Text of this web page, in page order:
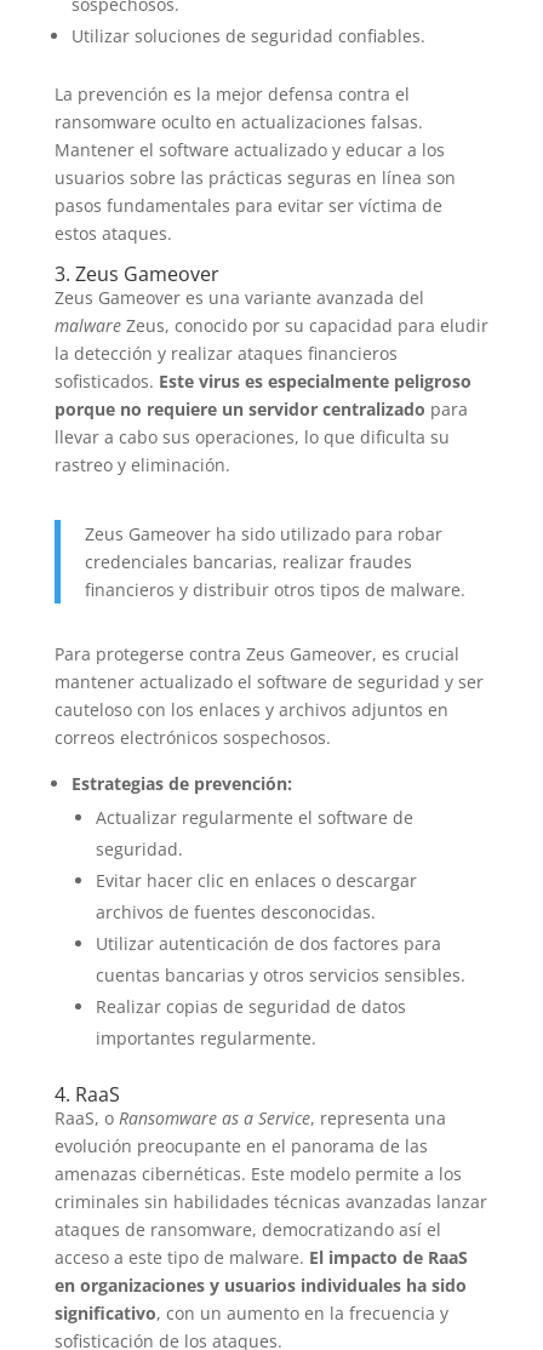
Utilizar soluciones de seguridad confiables.
La prevención es la mejor defensa contra el
ransomware oculto en actualizaciones falsas.
Mantener el software actualizado y educar a los
usuarios sobre las prácticas seguras en línea son
pasos fundamentales para evitar ser víctima de
estos ataques.
3. Zeus Gameover
Zeus Gameover es una variante avanzada del
malwareZeus, conocido por su capacidad para eludir
la detección y realizar ataques financieros
sofisticados. Este virus es especialmente peligroso
porque no requiere un servidor centralizado para
llevar a cabo sus operaciones, lo que dificulta su
rastreo y eliminación.
Zeus Gameover ha sido utilizado para robar
credenciales bancarias, realizar fraudes
financieros y distribuir otros tipos de malware.
Para protegerse contra Zeus Gameover, es crucial
mantener actualizado el software de seguridad y ser
cauteloso con los enlaces y archivos adjuntos en
correos electrónicos sospechosos.
Estrategias de prevención:
Actualizar regularmente el software de
seguridad.
Evitar hacer clic en enlaces o descargar
archivos de fuentes desconocidas.
Utilizar autenticación de dos factores para
cuentas bancarias y otros servicios sensibles.
Realizar copias de seguridad de datos
importantes regularmente.
4. RaaS
RaaS, o Ransomware as a Service, representa una
evolución preocupante en el panorama de las
amenazas cibernéticas. Este modelo permite a los
criminales sin habilidades técnicas avanzadas lanzar
ataques de ransomware, democratizando así el
acceso a este tipo de malware. El impacto de RaaS
en organizaciones y usuarios individuales ha sido
significativo, con un aumento en la frecuencia y
sofisticación de los ataques.